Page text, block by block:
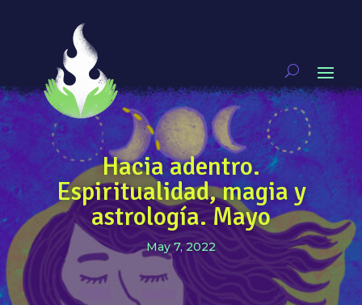
Hacia adentro.
Espiritualidad, magia y
astrología. Mayo
May 7, 2022